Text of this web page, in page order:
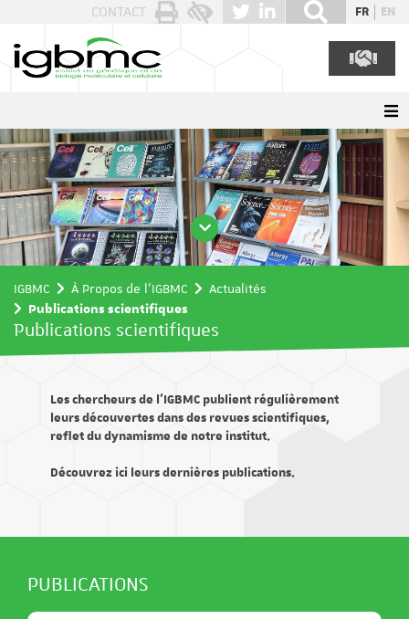
CONTACT FR EN
IGBMC À Propos de l'IGBMC
Actualités
Publications scientifiques
Publications scientifiques
Les chercheurs de l’IGBMC publient régulièrement
leurs découvertes dans des revues scientifiques,
reflet du dynamisme de notre institut.
Découvrez ici leurs dernières publications.
PUBLICATIONS
Panneau de gestion des cookies